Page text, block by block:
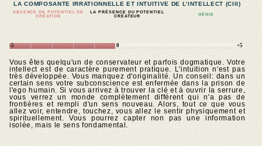
LA COMPOSANTE IRRATIONNELLE ET INTUITIVE DE L’INTELLECT (CIII)
ABSENCE DE POTENTIEL DE
CRÉATION
LA PRÉSENCE DU POTENTIEL
CRÉATEUR
GÉNIE
-5 0 +5
Vous êtes quelqu'un de conservateur et parfois dogmatique. Votre
intellect est de caractère purement pratique. L'intuition n'est pas
très développée. Vous manquez d'originalité. Un conseil: dans un
certain sens votre subconscience est enfermée dans la prison de
l'ego humain. Si vous arrivez à trouver la clé et à ouvrir la serrure,
vous verrez un monde complètement différent qui n'a pas de
frontières et rempli d'un sens nouveau. Alors, tout ce que vous
allez voir, entendre, touchez, vous allez le sentir physiquement et
spirituellement. Vous pourrez capter non pas une information
isolée, mais le sens fondamental.